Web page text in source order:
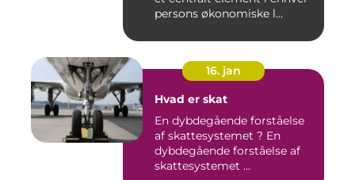
persons økonomiske l...
16. jan
Hvad er skat
En dybdegående forståelse
af skattesystemet ? En
dybdegående forståelse af
skattesystemet ...